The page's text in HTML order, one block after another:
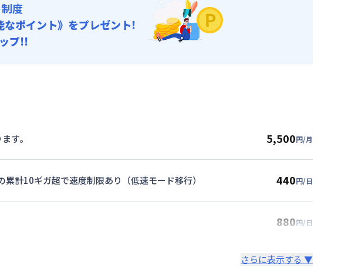
度
なポイント》をプレゼント!
プ!!
す。 5,500円/月
計10ギガ超で速度制限あり（低速モード移行） 440円/日
880円/日
さらに表示する ▼